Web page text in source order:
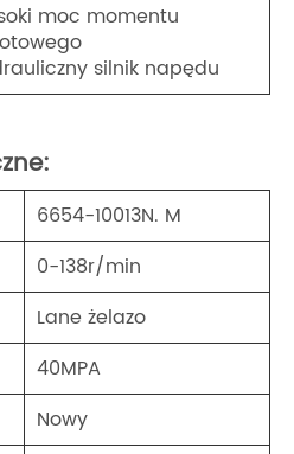
moc momentu
silnik napędu
6654-10013N. M
0-138r/min
Lane żelazo
40MPA
Nowy